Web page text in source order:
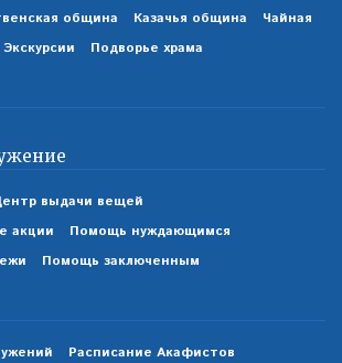
община Казачья община
Чайная
Экскурсии Подворье храма
выдачи вещей
акции
Помощь нуждающимся
Помощь заключенным
Расписание Акафистов